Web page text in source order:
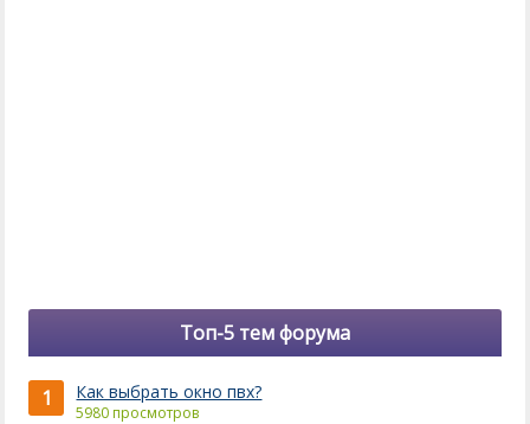
Топ-5 тем форума
1 Как выбрать окно пвх?
5980 просмотров